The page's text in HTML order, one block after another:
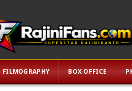
FILMOGRAPHY BOX OFFICE